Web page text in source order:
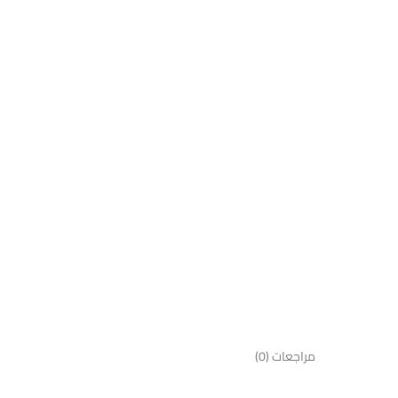
مراجعات (0)